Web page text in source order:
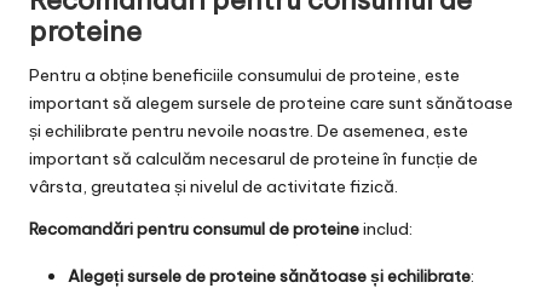
proteine
Pentru a obține beneficiile consumului de proteine, este
important să alegem sursele de proteine care sunt sănătoase
și echilibrate pentru nevoile noastre. De asemenea, este
important să calculăm necesarul de proteine în funcție de
vârsta, greutatea și nivelul de activitate fizică.
Recomandări pentru consumul de proteineinclud:
Alegeți sursele de proteine sănătoase și echilibrate: